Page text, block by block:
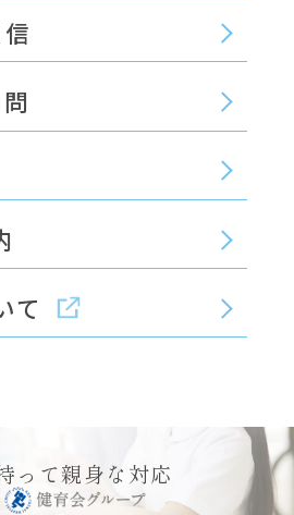
て
って親身な対応